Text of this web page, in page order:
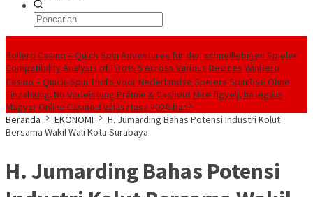
Rollero Casino – Quick Spin Adventures für den schnelllebigen Spieler
Compatibility Analysis of Pirots 5 Across Various Devices WinHero
Casino – Quick‑Spin Thrills voor Nederlandse Spelers SpinRise Ohne
Einzahlung: No Vorleistung Prämie & CashoutMire figyelj, ha legális
Magyar Online Casino-t választasz 2026-ban?
Beranda
EKONOMI
H. Jumarding Bahas Potensi Industri Kolut
Bersama Wakil Wali Kota Surabaya
H. Jumarding Bahas Potensi